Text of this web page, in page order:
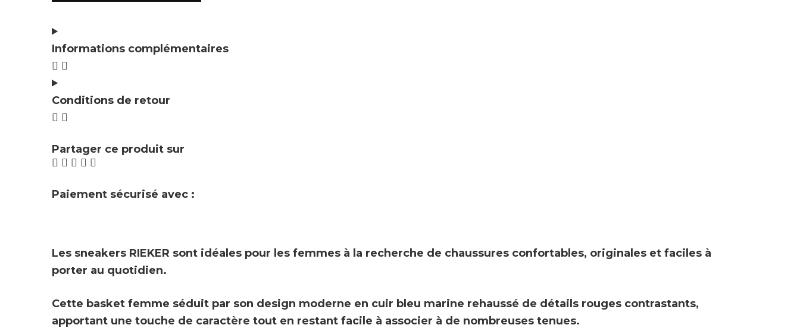
Informations complémentaires
Conditions de retour
Partager ce produit sur
Paiement sécurisé avec :
Les sneakers RIEKER sont idéales pour les femmes à la recherche de chaussures confortables, originales et faciles à
porter au quotidien.
Cette basket femme séduit par son design moderne en cuir bleu marine rehaussé de détails rouges contrastants,
apportant une touche de caractère tout en restant facile à associer à de nombreuses tenues.